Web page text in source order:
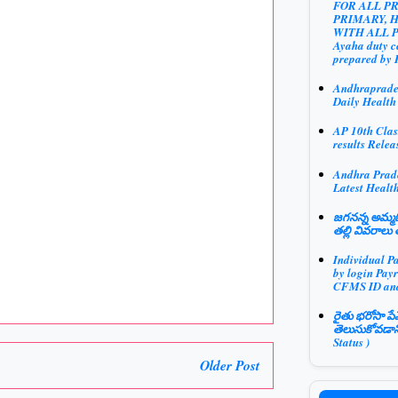
Older Post
FOR ALL
PRIMARY,
WITH ALL
Ayaha duty
prepared by
Daily Health
AP 10th
results
Andhra
Latest
జగనన్న
తల్లి వివరాలు
Individual
by login
CFMS ID
రైతు భరోసా
Status )